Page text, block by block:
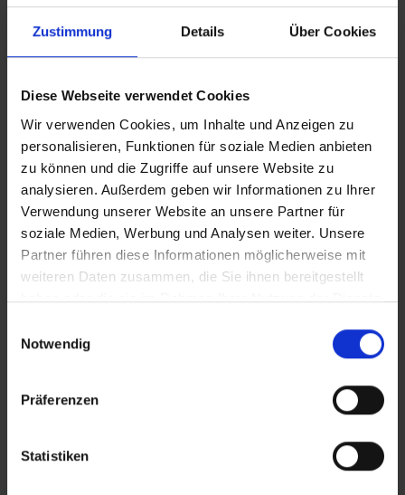
Zustimmung Details Über Cookies
Diese Webseite verwendet Cookies
Wir verwenden Cookies, um Inhalte und Anzeigen zu
personalisieren, Funktionen für soziale Medien anbieten
zu können und die Zugriffe auf unsere Website zu
analysieren. Außerdem geben wir Informationen zu Ihrer
Verwendung unserer Website an unsere Partner für
soziale Medien, Werbung und Analysen weiter. Unsere
Partner führen diese Informationen möglicherweise mit
weiteren Daten zusammen, die Sie ihnen bereitgestellt
haben oder die sie im Rahmen Ihrer Nutzung der Dienste
Notwendig
Präferenzen
Statistiken
es vorkommen, dass der Hotelier
Nachzahlungsforderungen stellt oder die Buchung nicht
möglich, dass in Einzelfällen nicht alle Veranstalter
Unterschiede in den beschriebenen Leistungen gibt. Aug.
2023
Wichtige Hinweise
Das Frühstück und Abendessen wird in der
benachbarten Anlage Green Field (ca. 100
Meter entfernt) serviert.
10:00 - 23:00 Uhr geöffnet ist.
bitten wir Sie zwei Tage vor Anreise das Hotel
unter die E-Mail Adresse: reservas@rtgreenpark
kontaktieren und die ungefähre Ankunftszeit
mitzuteilen.